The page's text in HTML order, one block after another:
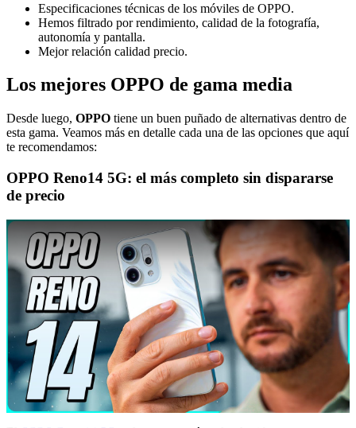
Especificaciones técnicas de los móviles de OPPO.
Hemos filtrado por rendimiento, calidad de la fotografía,
autonomía y pantalla.
Mejor relación calidad precio.
Los mejores OPPO de gama media
Desde luego, OPPO tiene un buen puñado de alternativas dentro de
esta gama. Veamos más en detalle cada una de las opciones que aquí
te recomendamos:
OPPO Reno14 5G: el más completo sin dispararse
de precio